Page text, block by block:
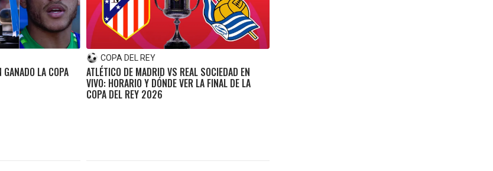
LA COPA
COPA DEL REY
ATLÉTICO DE MADRID VS REAL SOCIEDAD EN
VIVO: HORARIO Y DÓNDE VER LA FINAL DE LA
COPA DEL REY 2026